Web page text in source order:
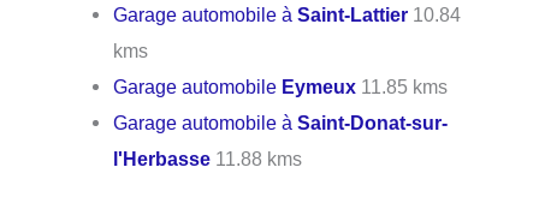
Garage automobile àSaint-Lattier 10.84
kms
Garage automobile Eymeux 11.85 kms
Garage automobile àSaint-Donat-sur-
l'Herbasse 11.88 kms